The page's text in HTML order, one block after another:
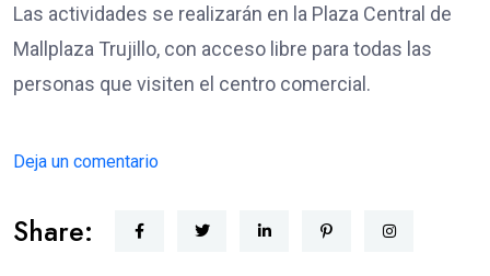
Las actividades se realizarán en la Plaza Central de
Mallplaza Trujillo, con acceso libre para todas las
personas que visiten el centro comercial.
Deja un comentario
Share: